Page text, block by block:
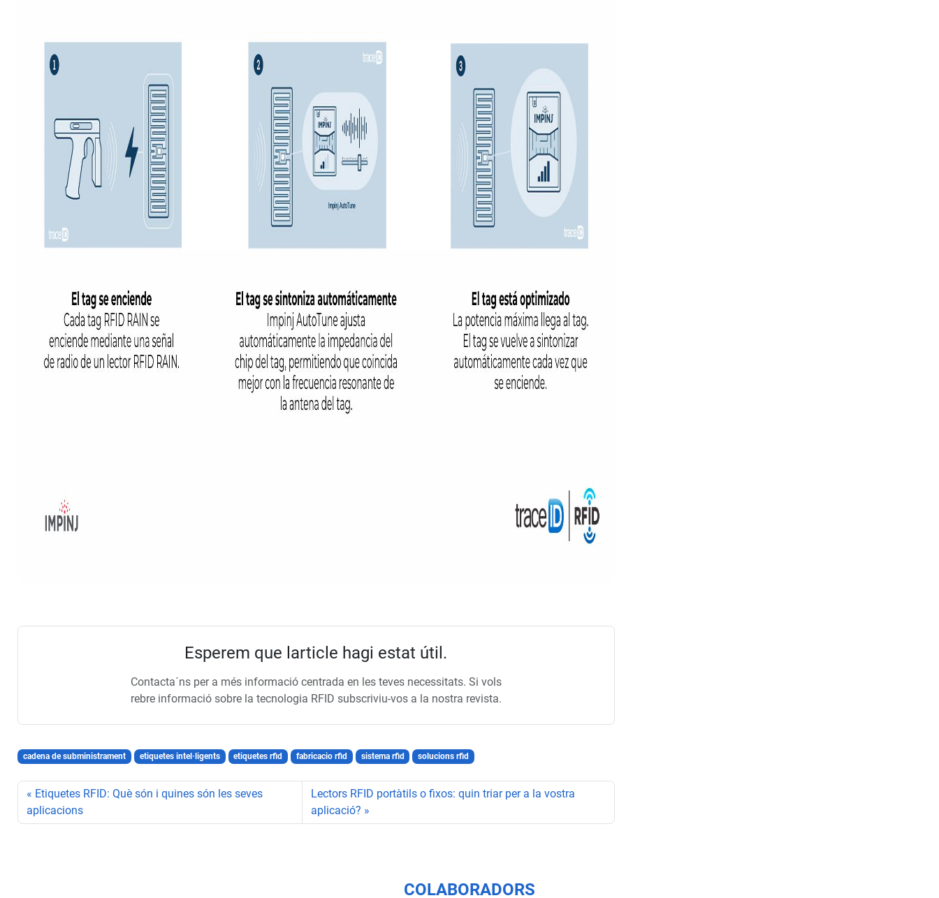
Esperem que larticle hagi estat útil.
Contacta´ns per a més informació centrada en les teves necessitats. Si vols
rebre informació sobre la tecnologia RFID subscriviu-vos a la nostra revista.
cadena de subministrament etiquetes intel·ligents etiquetes rfid fabricacio rfid sistema rfid solucions rfid
Etiquetes RFID: Què són i quines són les seves
aplicacions
Lectors RFID portàtils o fixos: quin triar per a la vostra
aplicació?
COLABORADORS